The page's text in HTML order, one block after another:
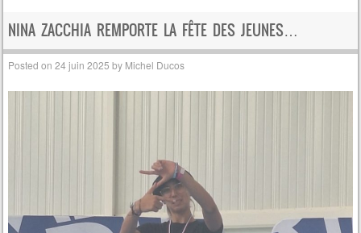
NINA ZACCHIA REMPORTE LA FÊTE DES JEUNES…
Posted on24 juin 2025 by Michel Ducos